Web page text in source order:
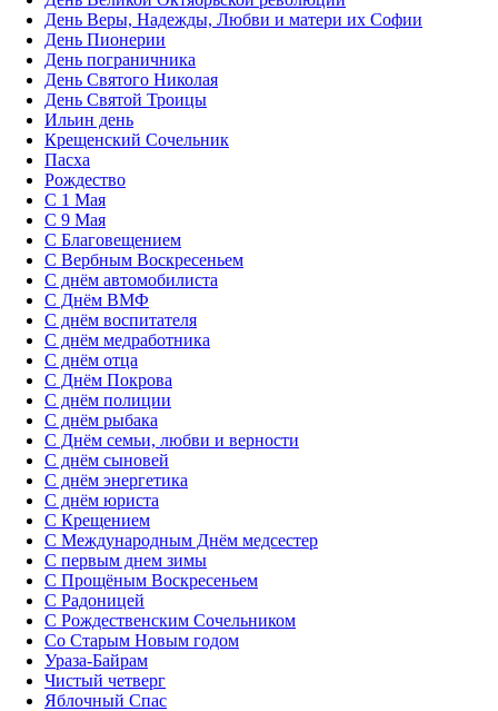
День Веры, Надежды, Любви и матери их Софии
День Пионерии
День пограничника
День Святого Николая
День Святой Троицы
Ильин день
Крещенский Сочельник
Пасха
Рождество
С 1 Мая
С 9 Мая
С Благовещением
С Вербным Воскресеньем
С днём автомобилиста
С Днём ВМФ
С днём воспитателя
С днём медработника
С днём отца
С Днём Покрова
С днём полиции
С днём рыбака
С Днём семьи, любви и верности
С днём сыновей
С днём энергетика
С днём юриста
С Крещением
С Международным Днём медсестер
С первым днем зимы
С Прощёным Воскресеньем
С Радоницей
С Рождественским Сочельником
Со Старым Новым годом
Ураза-Байрам
Чистый четверг
Яблочный Спас